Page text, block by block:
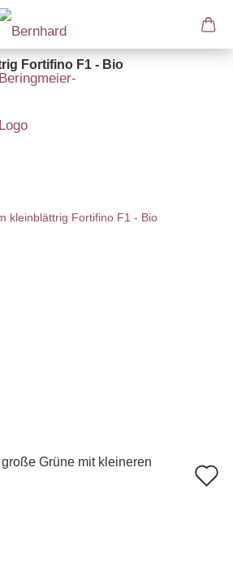
Fortifino F1 - Bio
Grüne mit kleineren